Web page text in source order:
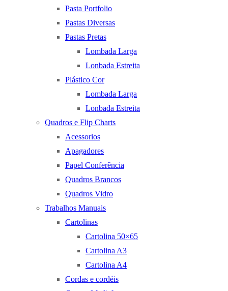
Pasta Portfolio
Pastas Diversas
Pastas Pretas
Lombada Larga
Lonbada Estreita
Plástico Cor
Lombada Larga
Lonbada Estreita
Quadros e Flip Charts
Acessorios
Apagadores
Papel Conferência
Quadros Brancos
Quadros Vidro
Trabalhos Manuais
Cartolinas
Cartolina 50×65
Cartolina A3
Cartolina A4
Cordas e cordéis